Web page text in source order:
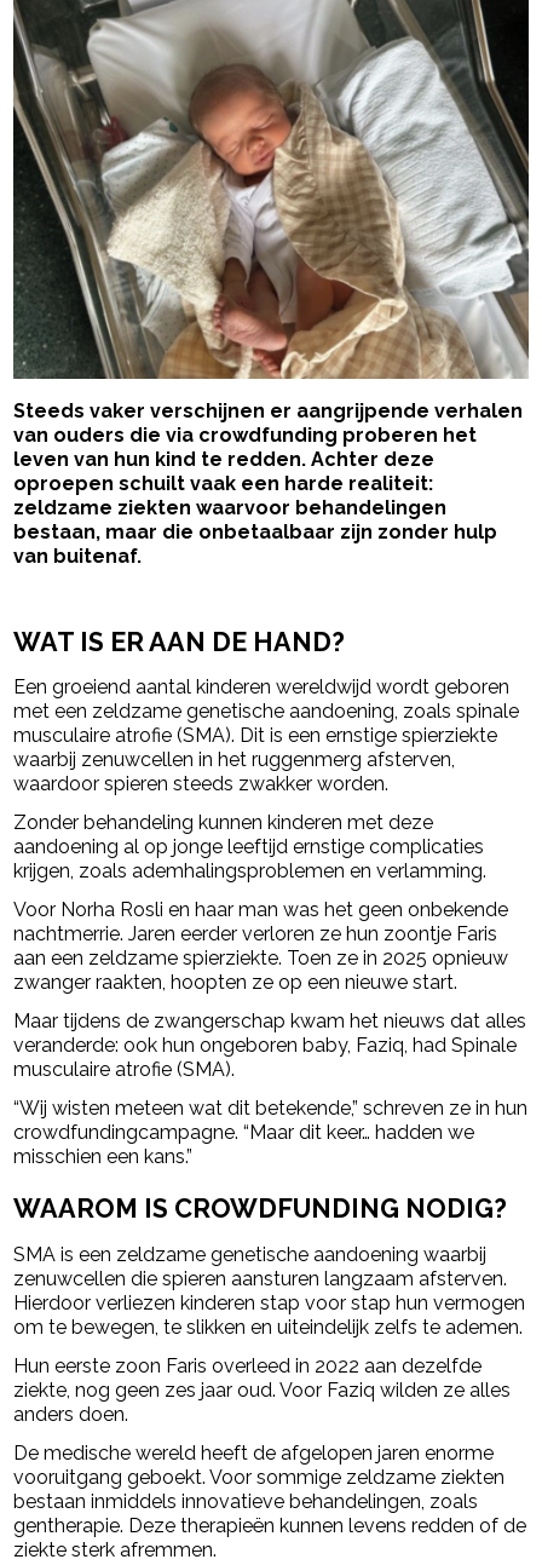
Steeds vaker verschijnen er aangrijpende verhalen
van ouders die via crowdfunding proberen het
leven van hun kind te redden. Achter deze
oproepen schuilt vaak een harde realiteit:
zeldzame ziekten waarvoor behandelingen
bestaan, maar die onbetaalbaar zijn zonder hulp
van buitenaf.
WAT IS ER AAN DE HAND?
Een groeiend aantal kinderen wereldwijd wordt geboren
met een zeldzame genetische aandoening, zoals spinale
musculaire atrofie (SMA). Dit is een ernstige spierziekte
waarbij zenuwcellen in het ruggenmerg afsterven,
waardoor spieren steeds zwakker worden.
Zonder behandeling kunnen kinderen met deze
aandoening al op jonge leeftijd ernstige complicaties
krijgen, zoals ademhalingsproblemen en verlamming.
Voor Norha Rosli en haar man was het geen onbekende
nachtmerrie. Jaren eerder verloren ze hun zoontje Faris
aan een zeldzame spierziekte. Toen ze in 2025 opnieuw
zwanger raakten, hoopten ze op een nieuwe start.
Maar tijdens de zwangerschap kwam het nieuws dat alles
veranderde: ook hun ongeboren baby, Faziq, had Spinale
musculaire atrofie (SMA).
“Wij wisten meteen wat dit betekende,” schreven ze in hun
crowdfundingcampagne. “Maar dit keer… hadden we
misschien een kans.”
WAAROM IS CROWDFUNDING NODIG?
SMA is een zeldzame genetische aandoening waarbij
zenuwcellen die spieren aansturen langzaam afsterven.
Hierdoor verliezen kinderen stap voor stap hun vermogen
om te bewegen, te slikken en uiteindelijk zelfs te ademen.
Hun eerste zoon Faris overleed in 2022 aan dezelfde
ziekte, nog geen zes jaar oud. Voor Faziq wilden ze alles
anders doen.
De medische wereld heeft de afgelopen jaren enorme
vooruitgang geboekt. Voor sommige zeldzame ziekten
bestaan inmiddels innovatieve behandelingen, zoals
gentherapie. Deze therapieën kunnen levens redden of de
ziekte sterk afremmen.